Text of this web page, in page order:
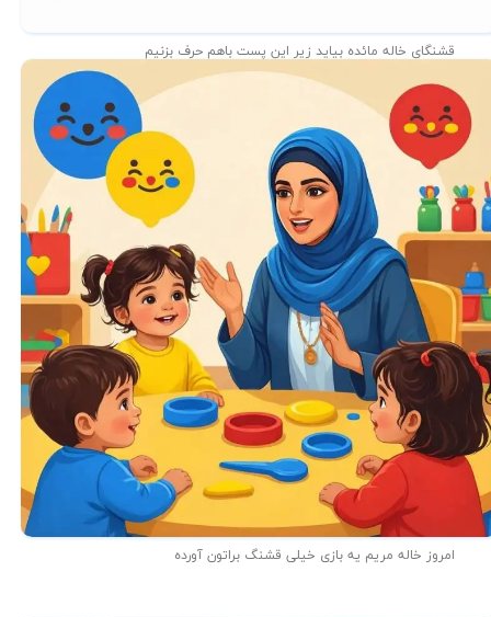
قشنگای خاله مائده بیاید زیر این پست باهم حرف بزنیم
امروز خاله مریم یه بازی خیلی قشنگ براتون آورده